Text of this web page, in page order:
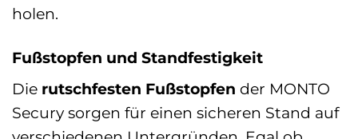
holen.
Fußstopfen und Standfestigkeit
Die rutschfesten Fußstopfen der MONTO
Secury sorgen für einen sicheren Stand auf